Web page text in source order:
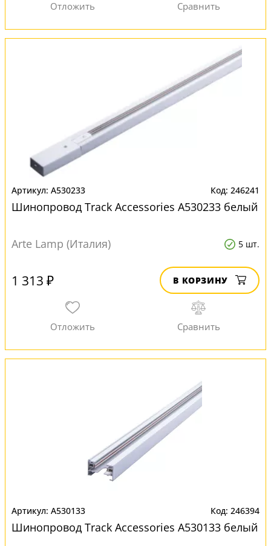
A530233 246241
Шинопровод Track Accessories A530233 белый
Arte Lamp (Италия) 5 шт.
1 313 ₽ В КОРЗИНУ
A530133 246394
Шинопровод Track Accessories A530133 белый